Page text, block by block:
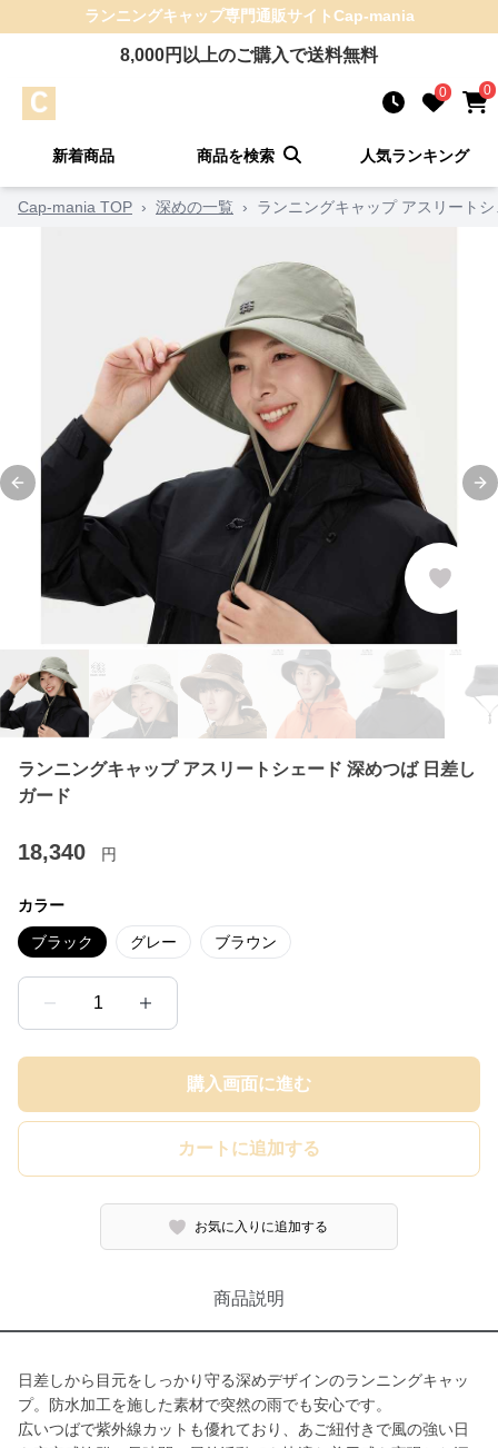
ランニングキャップ専門通販サイトCap-mania
8,000円以上のご購入で送料無料
0 0
新着商品 商品を検索 人気ランキング
Cap-mania TOP › 深めの一覧 › ランニングキャップ アスリート
Previous slide
ランニングキャップ アスリートシェード 深めつば 日差し
ガード
18,340 円
カラー
ブラック グレー ブラウン
1
購入画面に進む
カートに追加する
お気に入りに追加する
商品説明
日差しから目元をしっかり守る深めデザインのランニングキャッ
プ。防水加工を施した素材で突然の雨でも安心です。
広いつばで紫外線カットも優れており、あご紐付きで風の強い日